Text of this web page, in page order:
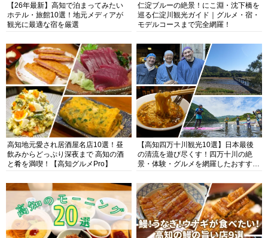
【26年最新】高知で泊まってみたい
ホテル・旅館10選！地元メディアが
観光に最適な宿を厳選
仁淀ブルーの絶景！にこ淵・沈下橋を
巡る仁淀川観光ガイド｜グルメ・宿・
モデルコースまで完全網羅！
高知地元愛され居酒屋名店10選！昼
飲みからどっぷり深夜まで 高知の酒
と肴を満喫！【高知グルメPro】
【高知四万十川観光10選】日本最後
の清流を遊び尽くす！四万十川の絶
景・体験・グルメを網羅したおすすめ